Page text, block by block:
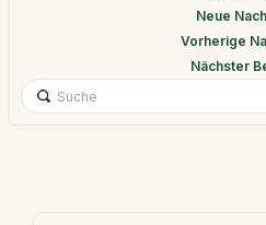
Neue
Vorherige
Nächster